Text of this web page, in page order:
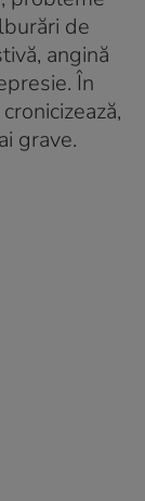
de
angină
În
grave.